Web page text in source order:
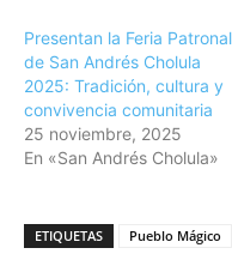
Presentan la Feria Patronal
de San Andrés Cholula
2025: Tradición, cultura y
convivencia comunitaria
25 noviembre, 2025
En «San Andrés Cholula»
ETIQUETAS Pueblo Mágico